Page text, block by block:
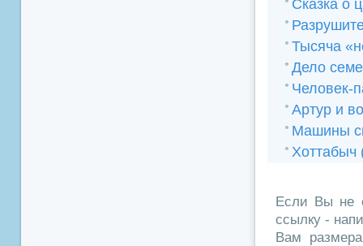
Сказка о
Тысяча
Дело
Человек-
Артур и
Машины
Хоттабыч
Если Вы не
ссылку -
Вам